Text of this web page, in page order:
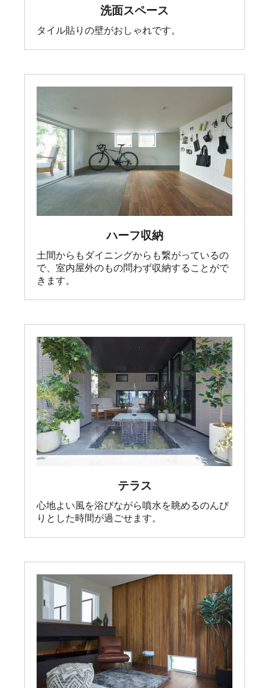
洗面スペース
タイル貼りの壁がおしゃれです。
ハーフ収納
土間からもダイニングからも繋がっているの
で、室内屋外のもの問わず収納することがで
きます。
テラス
心地よい風を浴びながら噴水を眺めるのんび
りとした時間が過ごせます。